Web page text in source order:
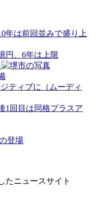
年は前回並みで盛り上
円、6年は上限
ティブに（ムーディ
1回目は同格プラスア
登場
たニュースサイト